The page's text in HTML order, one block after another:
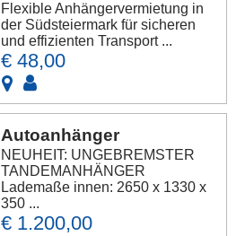
Flexible Anhängervermietung in
der Südsteiermark für sicheren
und effizienten Transport ...
€ 48,00
Autoanhänger
NEUHEIT: UNGEBREMSTER
TANDEMANHÄNGER
Lademaße innen: 2650 x 1330 x
350 ...
€ 1.200,00